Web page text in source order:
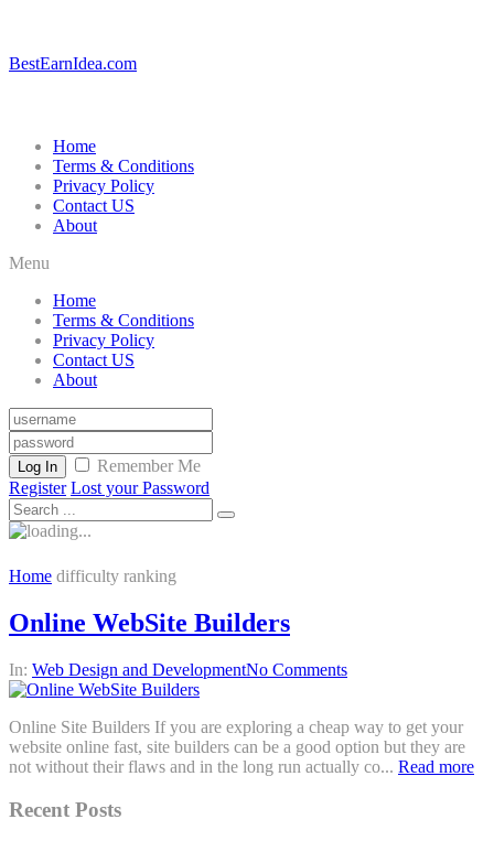
BestEarnIdea.com
Home
Terms & Conditions
Privacy Policy
Contact US
About
Menu
Home
Terms & Conditions
Privacy Policy
Contact US
About
Log In
Remember Me
Register Lost your Password
Home difficulty ranking
Online WebSite Builders
In: Web Design and DevelopmentNo Comments
Online Site Builders If you are exploring a cheap way to get your
website online fast, site builders can be a good option but they are
not without their flaws and in the long run actually co... Read more
Recent Posts